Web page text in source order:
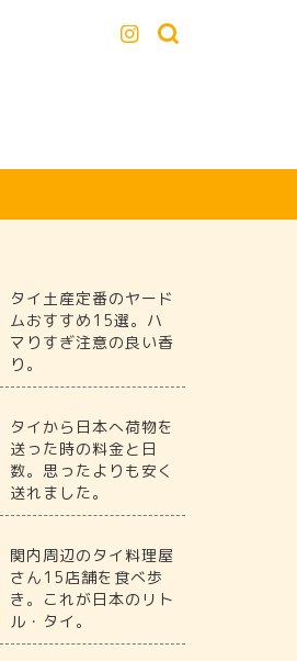
タイ土産定番のヤード
ムおすすめ15選。ハ
マりすぎ注意の良い香
り。
タイから日本へ荷物を
送った時の料金と日
数。思ったよりも安く
送れました。
関内周辺のタイ料理屋
さん15店舗を食べ歩
き。これが日本のリト
ル・タイ。